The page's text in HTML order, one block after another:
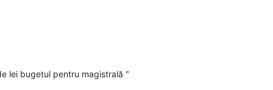
lei bugetul pentru magistrală "